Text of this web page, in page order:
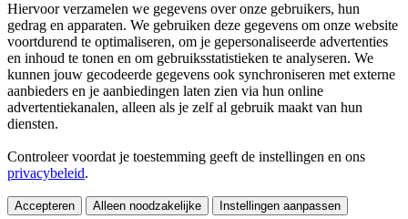
Hiervoor verzamelen we gegevens over onze gebruikers, hun
gedrag en apparaten. We gebruiken deze gegevens om onze website
voortdurend te optimaliseren, om je gepersonaliseerde advertenties
en inhoud te tonen en om gebruiksstatistieken te analyseren. We
kunnen jouw gecodeerde gegevens ook synchroniseren met externe
aanbieders en je aanbiedingen laten zien via hun online
advertentiekanalen, alleen als je zelf al gebruik maakt van hun
diensten.
Controleer voordat je toestemming geeft de instellingen en ons
privacybeleid.
Accepteren Alleen noodzakelijke Instellingen aanpassen